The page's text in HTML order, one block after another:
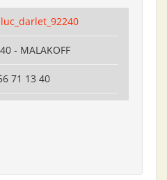
luc_darlet_92240
- MALAKOFF
71 13 40